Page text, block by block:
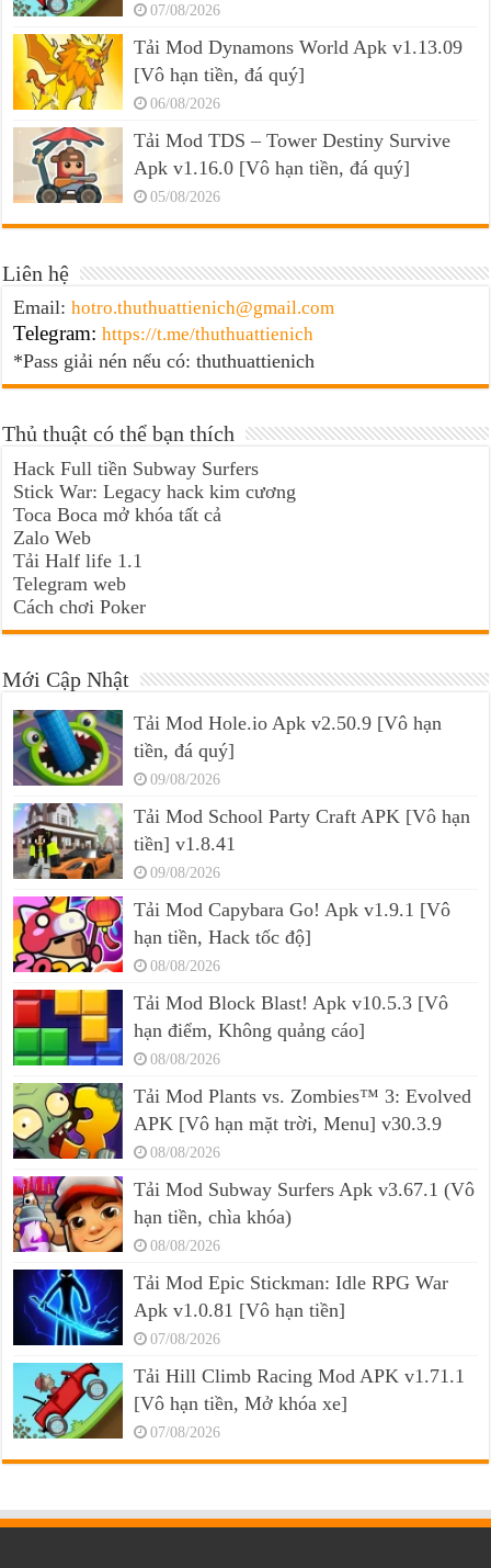
07/08/2026
Tải Mod Dynamons World Apk v1.13.09
[Vô hạn tiền, đá quý]
06/08/2026
Tải Mod TDS – Tower Destiny Survive
Apk v1.16.0 [Vô hạn tiền, đá quý]
05/08/2026
Liên hệ
Email:hotro.thuthuattienich@gmail.com
Telegram: https://t.me/thuthuattienich
*Pass giải nén nếu có: thuthuattienich
Thủ thuật có thể bạn thích
Hack Full tiền Subway Surfers
Stick War: Legacy hack kim cương
Toca Boca mở khóa tất cả
Zalo Web
Tải Half life 1.1
Telegram web
Cách chơi Poker
Mới Cập Nhật
Tải Mod Hole.io Apk v2.50.9 [Vô hạn
tiền, đá quý]
09/08/2026
Tải Mod School Party Craft APK [Vô hạn
tiền] v1.8.41
09/08/2026
Tải Mod Capybara Go! Apk v1.9.1 [Vô
hạn tiền, Hack tốc độ]
08/08/2026
Tải Mod Block Blast! Apk v10.5.3 [Vô
hạn điểm, Không quảng cáo]
08/08/2026
Tải Mod Plants vs. Zombies™ 3: Evolved
APK [Vô hạn mặt trời, Menu] v30.3.9
08/08/2026
Tải Mod Subway Surfers Apk v3.67.1 (Vô
hạn tiền, chìa khóa)
08/08/2026
Tải Mod Epic Stickman: Idle RPG War
Apk v1.0.81 [Vô hạn tiền]
07/08/2026
Tải Hill Climb Racing Mod APK v1.71.1
[Vô hạn tiền, Mở khóa xe]
07/08/2026